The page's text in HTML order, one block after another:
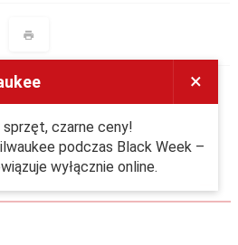
×
sprzęt, czarne ceny!
podczas Black Week –
wyłącznie online.